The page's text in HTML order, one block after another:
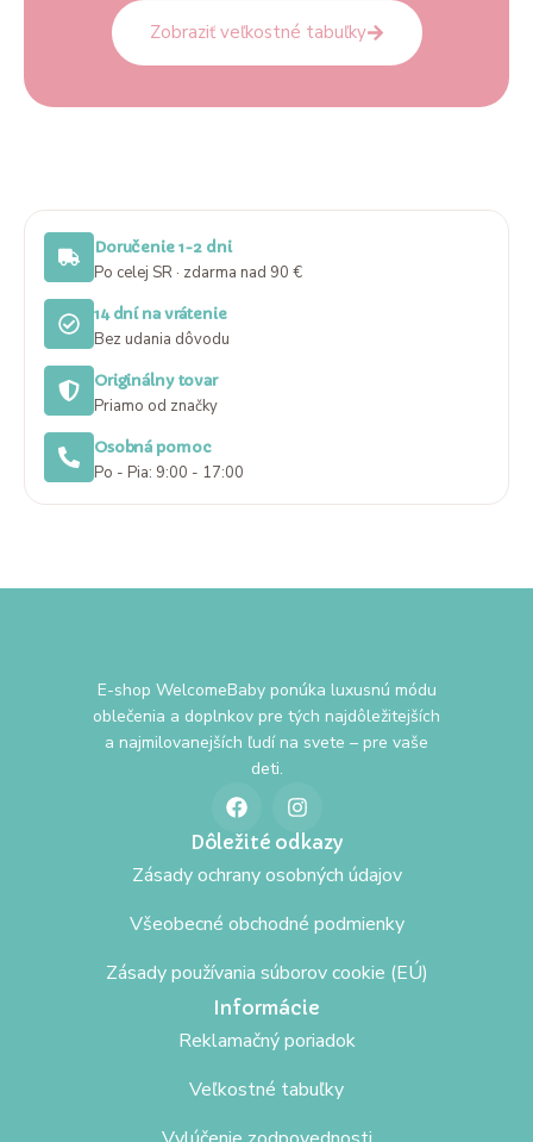
Zobraziť veľkostné tabuľky
Doručenie 1-2 dni
Po celej SR · zdarma nad 90 €
14 dní na vrátenie
Bez udania dôvodu
Originálny tovar
Priamo od značky
Osobná pomoc
Po - Pia: 9:00 - 17:00
E-shop WelcomeBaby ponúka luxusnú módu
oblečenia a doplnkov pre tých najdôležitejších
a najmilovanejších ľudí na svete – pre vaše
deti.
Dôležité odkazy
Zásady ochrany osobných údajov
Všeobecné obchodné podmienky
Zásady používania súborov cookie (EÚ)
Informácie
Reklamačný poriadok
Veľkostné tabuľky